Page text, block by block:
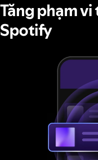
Tăng phạm
Spotify